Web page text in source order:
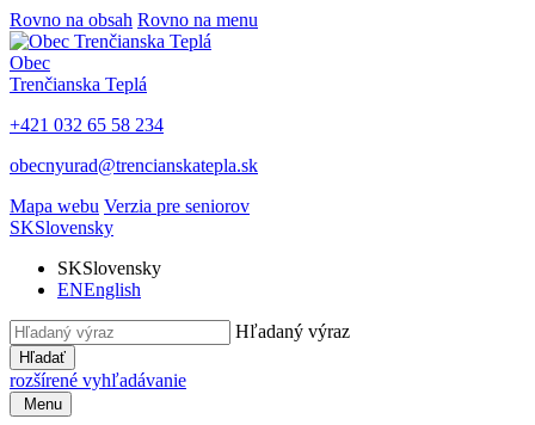
Rovno na obsah Rovno na menu
Obec
Trenčianska Teplá
+421 032 65 58 234
obecnyurad@trencianskatepla.sk
Mapa webu Verzia pre seniorov
SKSlovensky
SKSlovensky
ENEnglish
Hľadaný výraz
Hľadať
rozšírené vyhľadávanie
Menu